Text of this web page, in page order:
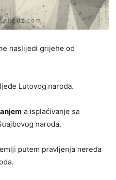
naslijedi grijehe od
Lutovog naroda.
a isplaćivanje sa
naroda.
putem pravljenja nereda